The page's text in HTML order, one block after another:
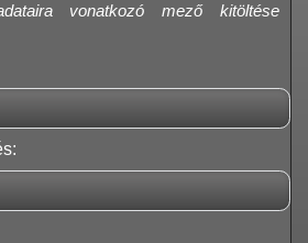
vonatkozó mező kitöltése